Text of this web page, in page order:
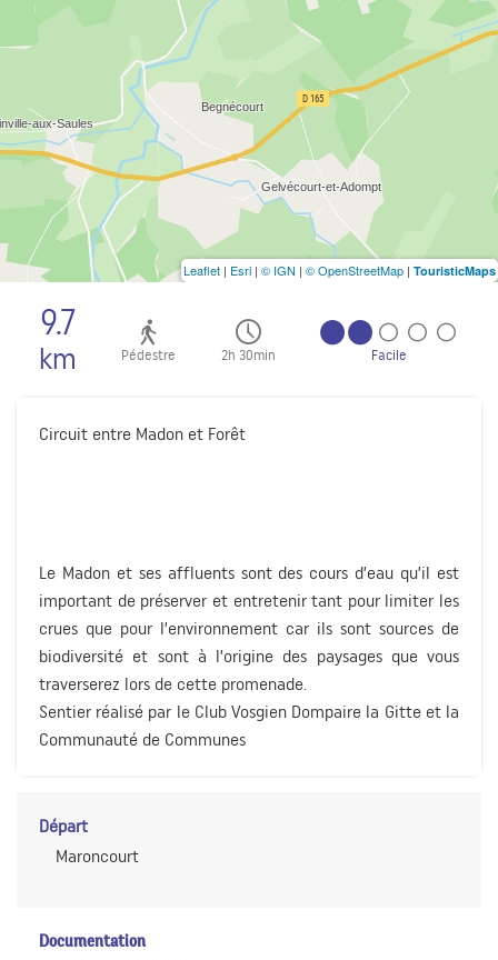
9.7
km Pédestre 2h 30min Facile
Circuit entre Madon et Forêt
Le Madon et ses affluents sont des cours d’eau qu’il est
important de préserver et entretenir tant pour limiter les
crues que pour l’environnement car ils sont sources de
biodiversité et sont à l’origine des paysages que vous
traverserez lors de cette promenade.
Sentier réalisé par le Club Vosgien Dompaire la Gitte et la
Communauté de Communes
Départ
Maroncourt
Documentation
Leaflet | Esri | © IGN | © OpenStreetMap | TouristicMaps